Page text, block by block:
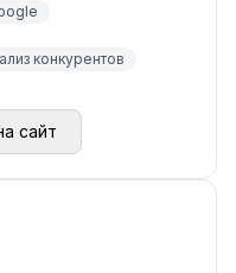
конкурентов
сайт